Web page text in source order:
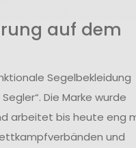
auf dem
Segelbekleidung
Die Marke wurde
arbeitet bis heute eng
und